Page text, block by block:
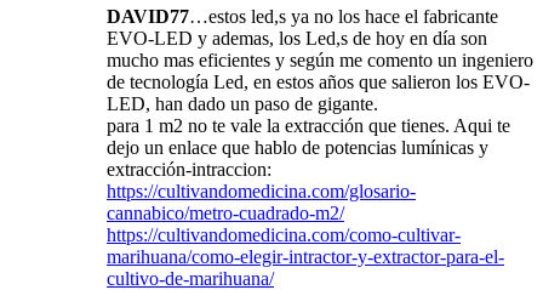
DAVID77…estos led,s ya no los hace el fabricante
EVO-LED y ademas, los Led,s de hoy en día son
mucho mas eficientes y según me comento un ingeniero
de tecnología Led, en estos años que salieron los EVO-
LED, han dado un paso de gigante.
para 1 m2 no te vale la extracción que tienes. Aqui te
dejo un enlace que hablo de potencias lumínicas y
extracción-intraccion:
https://cultivandomedicina.com/glosario-
cannabico/metro-cuadrado-m2/
https://cultivandomedicina.com/como-cultivar-
marihuana/como-elegir-intractor-y-extractor-para-el-
cultivo-de-marihuana/